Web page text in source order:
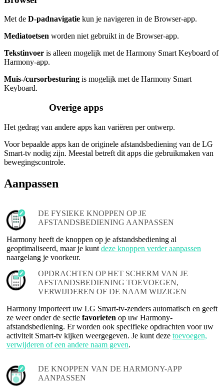
Met de D-padnavigatie kun je navigeren in de Browser-app.
Mediatoetsen worden niet gebruikt in de Browser-app.
Tekstinvoer is alleen mogelijk met de Harmony Smart Keyboard of
Harmony-app.
Muis-/cursorbesturing is mogelijk met de Harmony Smart
Keyboard.
Overige apps
Het gedrag van andere apps kan variëren per ontwerp.
Voor bepaalde apps kan de originele afstandsbediening van de LG
Smart-tv nodig zijn. Meestal betreft dit apps die gebruikmaken van
bewegingscontrole.
Aanpassen
DE FYSIEKE KNOPPEN OP JE
AFSTANDSBEDIENING AANPASSEN
Harmony heeft de knoppen op je afstandsbediening al
geoptimaliseerd, maar je kuntdeze knoppen verder aanpassen
naargelang je voorkeur.
OPDRACHTEN OP HET SCHERM VAN JE
AFSTANDSBEDIENING TOEVOEGEN,
VERWIJDEREN OF DE NAAM WIJZIGEN
Harmony importeert uw LG Smart-tv-zenders automatisch en geeft
ze weer onder de sectie favorieten op uw Harmony-
afstandsbediening. Er worden ook specifieke opdrachten voor uw
activiteit Smart-tv kijken weergegeven. Je kunt deze toevoegen,
verwijderen of een andere naam geven.
DE KNOPPEN VAN DE HARMONY-APP
AANPASSEN